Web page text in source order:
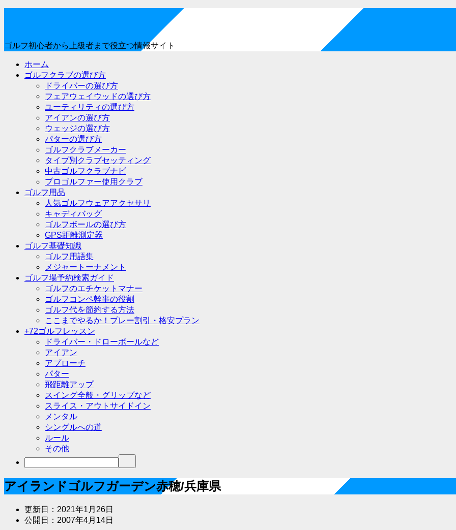
ゴルフ初心者から上級者まで役立つ情報サイト
ホーム
ゴルフクラブの選び方
ドライバーの選び方
フェアウェイウッドの選び方
ユーティリティの選び方
アイアンの選び方
ウェッジの選び方
パターの選び方
ゴルフクラブメーカー
タイプ別クラブセッティング
中古ゴルフクラブナビ
プロゴルファー使用クラブ
ゴルフ用品
人気ゴルフウェアアクセサリ
キャディバッグ
ゴルフボールの選び方
GPS距離測定器
ゴルフ基礎知識
ゴルフ用語集
メジャートーナメント
ゴルフ場予約検索ガイド
ゴルフのエチケットマナー
ゴルフコンペ幹事の役割
ゴルフ代を節約する方法
ここまでやるか！プレー割引・格安プラン
+72ゴルフレッスン
ドライバー・ドローボールなど
アイアン
アプローチ
パター
飛距離アップ
スイング全般・グリップなど
スライス・アウトサイドイン
メンタル
シングルへの道
ルール
その他
アイランドゴルフガーデン赤穂/兵庫県
更新日： 2021年1月26日
公開日： 2007年4月14日